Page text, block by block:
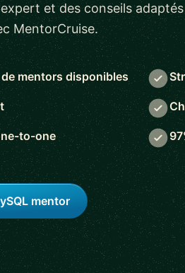
et des conseils
MentorCruise.
mentors disponibles
to-one
mentor